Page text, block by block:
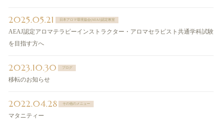
2025.05.21 日本アロマ環境協会(AEAJ)認定教室
AEAJ認定アロマテラピーインストラクター・アロマセラピスト共通学科試験
を目指す方へ
2023.10.30 ブログ
移転のお知らせ
2022.04.28 その他のメニュー
マタニティー